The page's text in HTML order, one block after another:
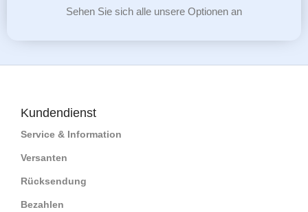
Sehen Sie sich alle unsere Optionen an
Kundendienst
Service & Information
Versanten
Rücksendung
Bezahlen